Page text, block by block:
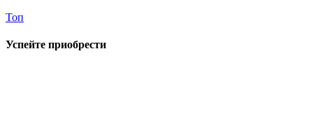
Топ
Успейте приобрести